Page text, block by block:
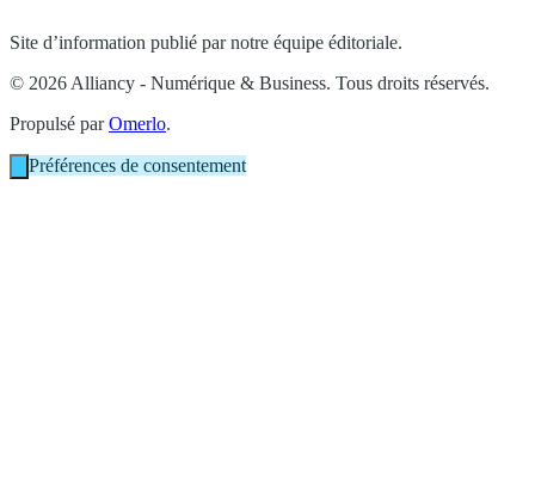
Site d’information publié par notre équipe éditoriale.
© 2026 Alliancy - Numérique & Business. Tous droits réservés.
Propulsé parOmerlo.
Préférences de consentement